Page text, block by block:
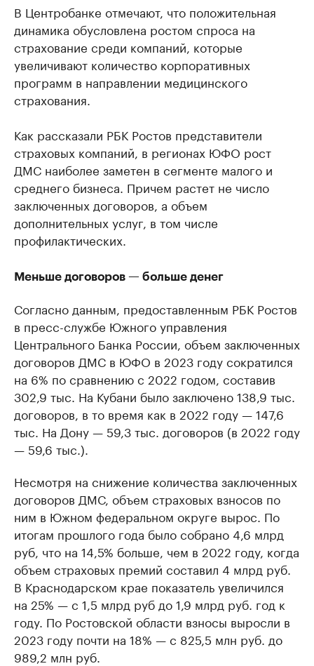
В Центробанке отмечают, что положительная
динамика обусловлена ростом спроса на
страхование среди компаний, которые
увеличивают количество корпоративных
программ в направлении медицинского
страхования.
Как рассказали РБК Ростов представители
страховых компаний, в регионах ЮФО рост
ДМС наиболее заметен в сегменте малого и
среднего бизнеса. Причем растет не число
заключенных договоров, а объем
дополнительных услуг, в том числе
профилактических.
Меньше договоров — больше денег
Согласно данным, предоставленным РБК Ростов
в пресс-службе Южного управления
Центрального Банка России, объем заключенных
договоров ДМС в ЮФО в 2023 году сократился
на 6% по сравнению с 2022 годом, составив
302,9 тыс. На Кубани было заключено 138,9 тыс.
договоров, в то время как в 2022 году — 147,6
тыс. На Дону — 59,3 тыс. договоров (в 2022 году
— 59,6 тыс.).
Несмотря на снижение количества заключенных
договоров ДМС, объем страховых взносов по
ним в Южном федеральном округе вырос. По
итогам прошлого года было собрано 4,6 млрд
руб, что на 14,5% больше, чем в 2022 году, когда
объем страховых премий составил 4 млрд руб.
В Краснодарском крае показатель увеличился
на 25% — с 1,5 млрд руб до 1,9 млрд руб. год к
году. По Ростовской области взносы выросли в
2023 году почти на 18% — с 825,5 млн руб. до
989,2 млн руб.